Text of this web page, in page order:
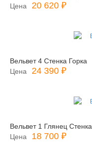
Цена
20 620 ₽
Вельвет 4 Стенка Горка
Цена
24 390 ₽
Вельвет 1 Глянец Стенка
Цена
18 700 ₽